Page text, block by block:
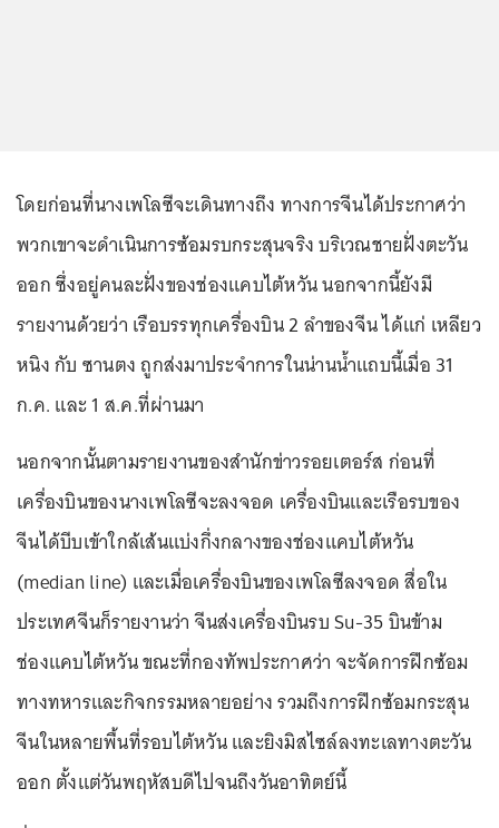
โดยก่อนที่นางเพโลซีจะเดินทางถึง ทางการจีนได้ประกาศว่า
พวกเขาจะดำเนินการซ้อมรบกระสุนจริง บริเวณชายฝั่งตะวัน
ออก ซึ่งอยู่คนละฝั่งของช่องแคบไต้หวัน นอกจากนี้ยังมี
รายงานด้วยว่า เรือบรรทุกเครื่องบิน 2 ลำของจีน ได้แก่ เหลียว
หนิง กับ ซานตง ถูกส่งมาประจำการในน่านน้ำแถบนี้เมื่อ 31
ก.ค. และ 1 ส.ค.ที่ผ่านมา
นอกจากนั้นตามรายงานของสำนักข่าวรอยเตอร์ส ก่อนที่
เครื่องบินของนางเพโลซีจะลงจอด เครื่องบินและเรือรบของ
จีนได้บีบเข้าใกล้เส้นแบ่งกึ่งกลางของช่องแคบไต้หวัน
(median line) และเมื่อเครื่องบินของเพโลซีลงจอด สื่อใน
ประเทศจีนก็รายงานว่า จีนส่งเครื่องบินรบ Su-35 บินข้าม
ช่องแคบไต้หวัน ขณะที่กองทัพประกาศว่า จะจัดการฝึกซ้อม
ทางทหารและกิจกรรมหลายอย่าง รวมถึงการฝึกซ้อมกระสุน
จีนในหลายพื้นที่รอบไต้หวัน และยิงมิสไซล์ลงทะเลทางตะวัน
ออก ตั้งแต่วันพฤหัสบดีไปจนถึงวันอาทิตย์นี้